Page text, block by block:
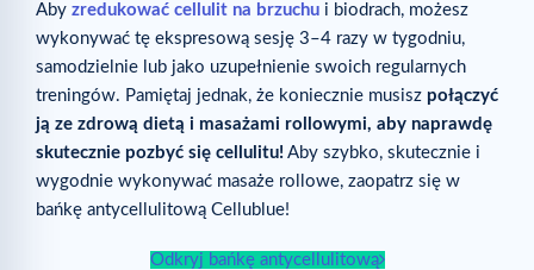
Aby zredukować cellulit na brzuchu i biodrach, możesz
wykonywać tę ekspresową sesję 3–4 razy w tygodniu,
samodzielnie lub jako uzupełnienie swoich regularnych
treningów. Pamiętaj jednak, że koniecznie musisz połączyć
ją ze zdrową dietą i masażami rollowymi, aby naprawdę
skutecznie pozbyć się cellulitu! Aby szybko, skutecznie i
wygodnie wykonywać masaże rollowe, zaopatrz się w
bańkę antycellulitową Cellublue!
Odkryj bańkę antycellulitową